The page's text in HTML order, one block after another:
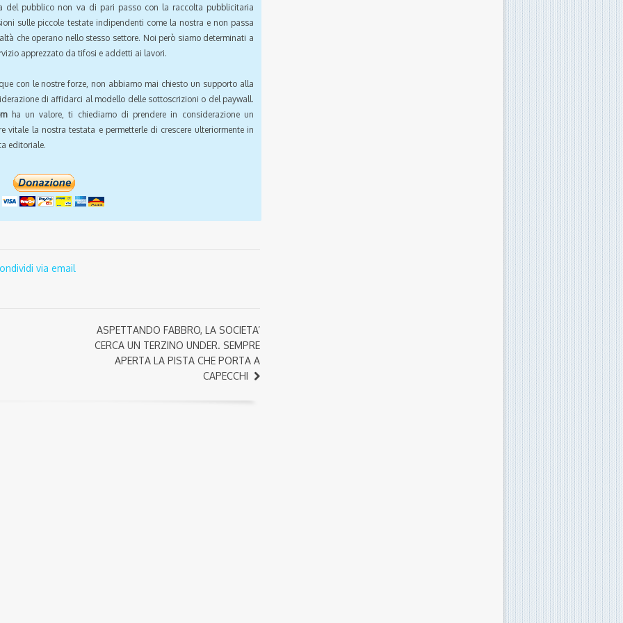
del pubblico non va di pari passo con la raccolta pubblicitaria
sulle piccole testate indipendenti come la nostra e non passa
che operano nello stesso settore. Noi però siamo determinati a
apprezzato da tifosi e addetti ai lavori.
con le nostre forze, non abbiamo mai chiesto un supporto alla
di affidarci al modello delle sottoscrizioni o del paywall.
ha un valore, ti chiediamo di prendere in considerazione un
vitale la nostra testata e permetterle di crescere ulteriormente in
editoriale.
via email
ASPETTANDO FABBRO, LA SOCIETA’
CERCA UN TERZINO UNDER. SEMPRE
APERTA LA PISTA CHE PORTA A
CAPECCHI